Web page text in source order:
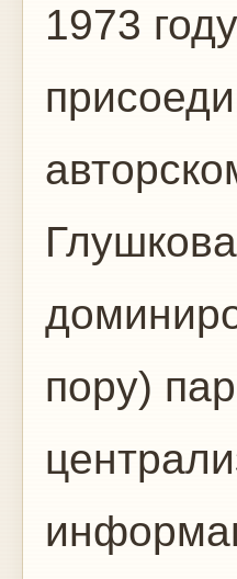
1973
пору)